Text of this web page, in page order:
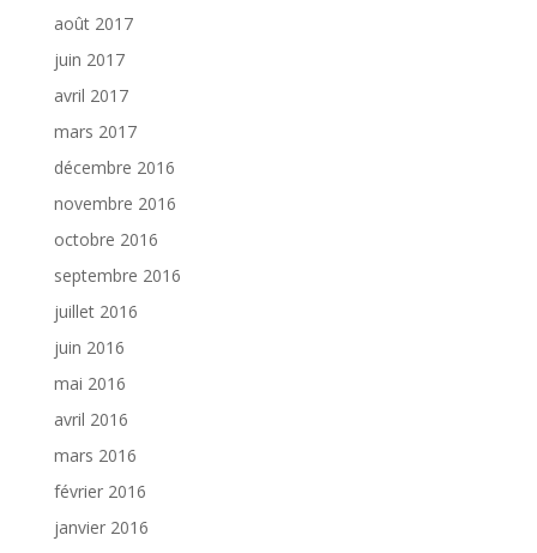
août 2017
juin 2017
avril 2017
mars 2017
décembre 2016
novembre 2016
octobre 2016
septembre 2016
juillet 2016
juin 2016
mai 2016
avril 2016
mars 2016
février 2016
janvier 2016